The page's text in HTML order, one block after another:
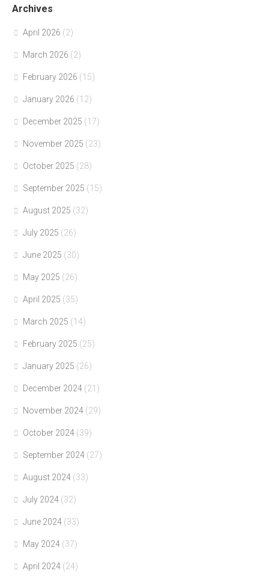
Archives
April 2026 (2)
March 2026 (2)
February 2026 (15)
January 2026 (12)
December 2025 (17)
November 2025 (23)
October 2025 (28)
September 2025 (15)
August 2025 (32)
July 2025 (26)
June 2025 (30)
May 2025 (26)
April 2025 (35)
March 2025 (14)
February 2025 (25)
January 2025 (26)
December 2024 (21)
November 2024 (29)
October 2024 (39)
September 2024 (27)
August 2024 (33)
July 2024 (32)
June 2024 (33)
May 2024 (37)
April 2024 (24)